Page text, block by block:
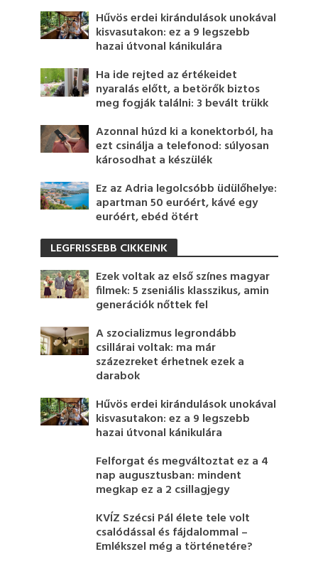
Hűvös erdei kirándulások unokával
kisvasutakon: ez a 9 legszebb
hazai útvonal kánikulára
Ha ide rejted az értékeidet
nyaralás előtt, a betörők biztos
meg fogják találni: 3 bevált trükk
Azonnal húzd ki a konektorból, ha
ezt csinálja a telefonod: súlyosan
károsodhat a készülék
Ez az Adria legolcsóbb üdülőhelye:
apartman 50 euróért, kávé egy
euróért, ebéd ötért
LEGFRISSEBB CIKKEINK
Ezek voltak az első színes magyar
filmek: 5 zseniális klasszikus, amin
generációk nőttek fel
A szocializmus legrondább
csillárai voltak: ma már
százezreket érhetnek ezek a
darabok
Hűvös erdei kirándulások unokával
kisvasutakon: ez a 9 legszebb
hazai útvonal kánikulára
Felforgat és megváltoztat ez a 4
nap augusztusban: mindent
megkap ez a 2 csillagjegy
KVÍZ Szécsi Pál élete tele volt
csalódással és fájdalommal –
Emlékszel még a történetére?